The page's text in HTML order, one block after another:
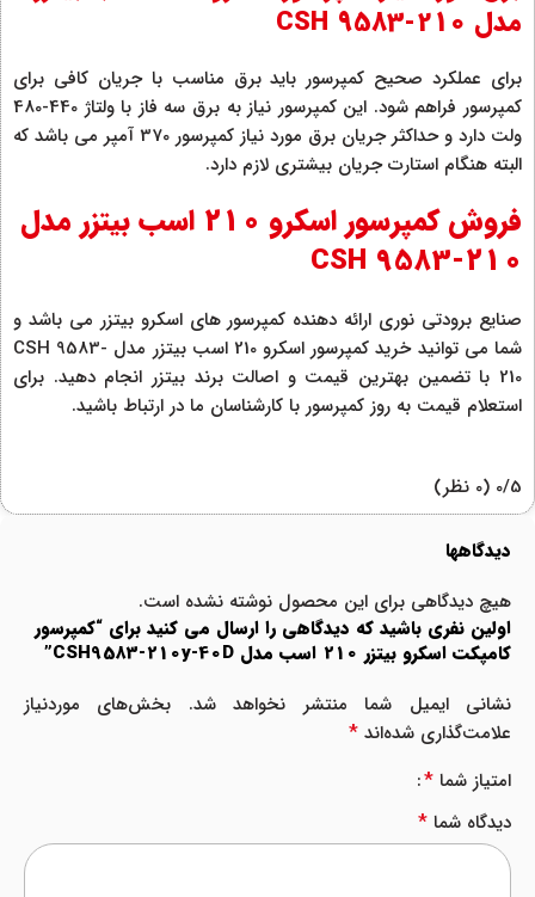
مدل CSH 9583-210
برای عملکرد صحیح کمپرسور باید برق مناسب با جریان کافی برای
کمپرسور فراهم شود. این کمپرسور نیاز به برق سه فاز با ولتاژ 440-480
ولت دارد و حداکثر جریان برق مورد نیاز کمپرسور 370 آمپر می باشد که
البته هنگام استارت جریان بیشتری لازم دارد.
فروش کمپرسور اسکرو 210 اسب بیتزر مدل
CSH 9583-210
صنایع برودتی نوری ارائه دهنده کمپرسور های اسکرو بیتزر می باشد و
شما می توانید خرید کمپرسور اسکرو 210 اسب بیتزر مدل CSH 9583-
210 با تضمین بهترین قیمت و اصالت برند بیتزر انجام دهید. برای
استعلام قیمت به روز کمپرسور با کارشناسان ما در ارتباط باشید.
‫0/5 ‫(0 نظر)
دیدگاهها
هیچ دیدگاهی برای این محصول نوشته نشده است.
اولین نفری باشید که دیدگاهی را ارسال می کنید برای “کمپرسور
کامپکت اسکرو بیتزر 210 اسب مدل CSH9583-210y-40D”
نشانی ایمیل شما منتشر نخواهد شد.
بخش‌های موردنیاز
علامت‌گذاری شده‌اند *
امتیاز شما *
دیدگاه شما *